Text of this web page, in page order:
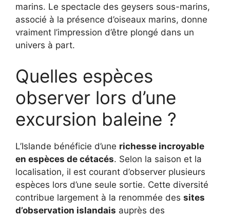
marins. Le spectacle des geysers sous-marins,
associé à la présence d’oiseaux marins, donne
vraiment l’impression d’être plongé dans un
univers à part.
Quelles espèces
observer lors d’une
excursion baleine ?
L’Islande bénéficie d’une richesse incroyable
en espèces de cétacés. Selon la saison et la
localisation, il est courant d’observer plusieurs
espèces lors d’une seule sortie. Cette diversité
contribue largement à la renommée des sites
d’observation islandais auprès des